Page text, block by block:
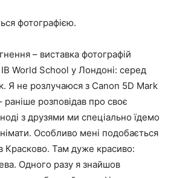
фотографією.
– виставка фотографій
World School у Лондоні: серед
Я не розлучаюся з Canon 5D Mark
раніше розповідав про своє
з друзями ми спеціально їдемо
Особливо мені подобається
Красково. Там дуже красиво:
Одного разу я знайшов